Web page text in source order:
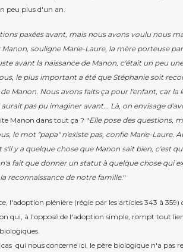
peu plus d'un an.
paxées avant, mais nous avons voulu nous
souligne Marie-Laure, la mère porteuse
avant la naissance de Manon, c'était un peu
le plus important a été que Stéphanie soit
Manon. Nous avons faits ça pour l'enfant, car la
pas pu imaginer avant... Là, on envisage
Manon dans tout ça ? "Elle pose des questions,
le mot "papa" n'existe pas, confie Marie-Laure.
s'il y a quelque chose que Manon sait bien, c'est
fait que donner un statut à quelque chose qui
reconnaissance de notre famille."
l'adoption plénière (régie par les articles 343 à
qui, à l'opposé de l'adoption simple, rompt tout
cas qui nous concerne ici, le père biologique n'a pas